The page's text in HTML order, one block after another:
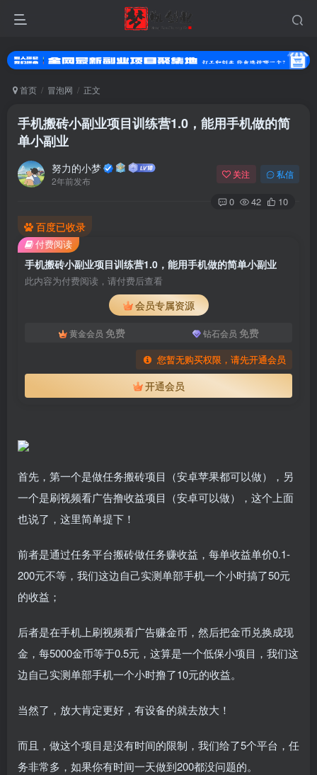
首页 冒泡网 正文
手机搬砖小副业项目训练营1.0，能用手机做的简
单小副业
努力的小梦
2年前发布
关注 私信
0 42 10
百度已收录
手机搬砖小副业项目训练营1.0，能用手机做的简单小副业
此内容为付费阅读，请付费后查看
会员专属资源
黄金会员 免费 钻石会员 免费
您暂无购买权限，请先开通会员
开通会员
付费阅读
首先，第一个是做任务搬砖项目（安卓苹果都可以做），另
一个是刷视频看广告撸收益项目（安卓可以做），这个上面
也说了，这里简单提下！
前者是通过任务平台搬砖做任务赚收益，每单收益单价0.1-
200元不等，我们这边自己实测单部手机一个小时搞了50元
的收益；
后者是在手机上刷视频看广告赚金币，然后把金币兑换成现
金，每5000金币等于0.5元，这算是一个低保小项目，我们这
边自己实测单部手机一个小时撸了10元的收益。
当然了，放大肯定更好，有设备的就去放大！
而且，做这个项目是没有时间的限制，我们给了5个平台，任
务非常多，如果你有时间一天做到200都没问题的。